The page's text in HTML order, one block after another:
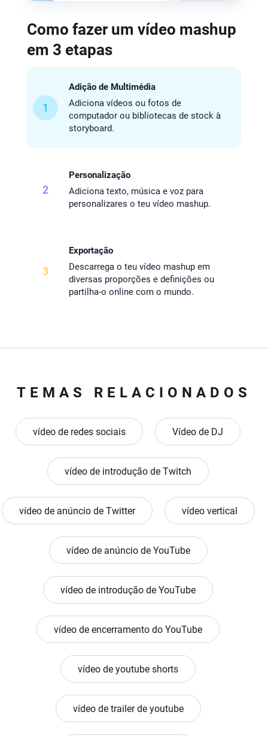
Como fazer um vídeo mashup
em 3 etapas
1
Adição de Multimédia
Adiciona vídeos ou fotos de
computador ou bibliotecas de stock à
storyboard.
2
Personalização
Adiciona texto, música e voz para
personalizares o teu vídeo mashup.
3
Exportação
Descarrega o teu vídeo mashup em
diversas proporções e definições ou
partilha-o online com o mundo.
TEMAS RELACIONADOS
vídeo de redes sociais Vídeo de DJ
vídeo de introdução de Twitch
vídeo de anúncio de Twitter vídeo vertical
vídeo de anúncio de YouTube
vídeo de introdução de YouTube
vídeo de encerramento do YouTube
vídeo de youtube shorts
vídeo de trailer de youtube